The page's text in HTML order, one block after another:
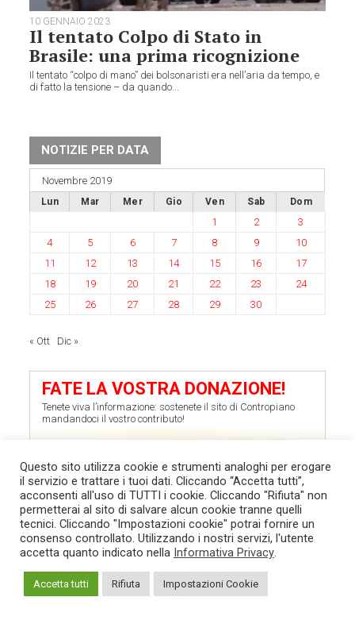
10 GENNAIO 2023
Il tentato Colpo di Stato in
Brasile: una prima ricognizione
Il tentato “colpo di mano” dei bolsonaristi era nell’aria da tempo, e
di fatto la tensione – da quando...
NOTIZIE PER DATA
Novembre 2019
Lun Mar Mer Gio Ven Sab Dom
1 2
3
4
5 6 7 8 9
10
11
12 13 14 15 16
17
18
19 20 21 22 23
24
25
26 27 28 29 30
« Ott Dic »
FATE LA VOSTRA DONAZIONE!
Tenete viva l’informazione: sostenete il sito di Contropiano
mandandoci il vostro contributo!
Questo sito utilizza cookie e strumenti analoghi per erogare
il servizio e trattare i tuoi dati. Cliccando “Accetta tutti”,
acconsenti all'uso di TUTTI i cookie. Cliccando "Rifiuta" non
permetterai al sito di salvare alcun cookie tranne quelli
tecnici. Cliccando "Impostazioni cookie" potrai fornire un
consenso controllato. Utilizzando i nostri servizi, l'utente
accetta quanto indicato nella Informativa Privacy.
Accetta tutti Rifiuta Impostazioni Cookie